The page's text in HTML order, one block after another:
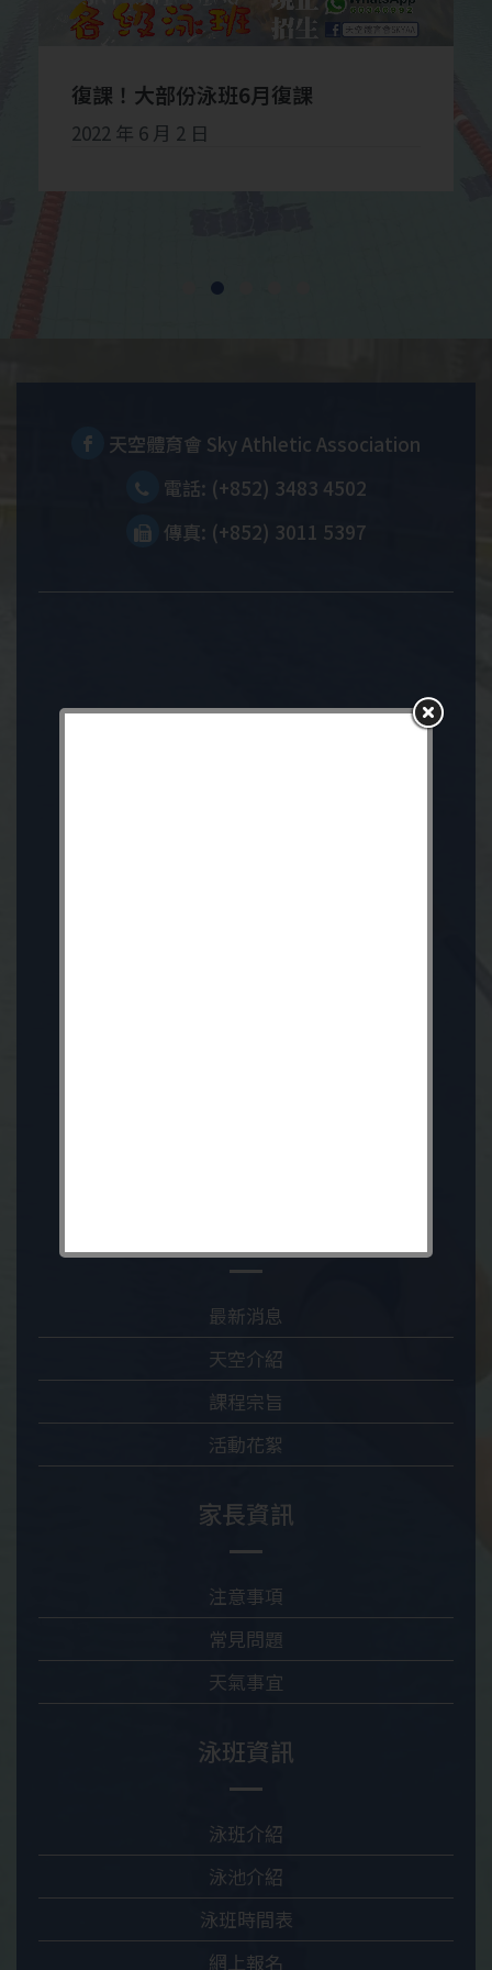
復課！大部份泳班6月復課
2022 年 6 月 2 日
天空體育會 Sky Athletic Association
電話: (+852) 3483 4502
傳真: (+852) 3011 5397
最新消息
天空介紹
課程宗旨
活動花絮
家長資訊
注意事項
常見問題
天氣事宜
泳班資訊
泳班介紹
泳池介紹
泳班時間表
網上報名